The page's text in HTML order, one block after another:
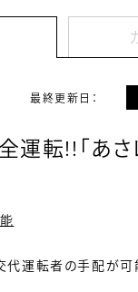
最終更新日：
運転!!「あさ
代運転者の手配が可